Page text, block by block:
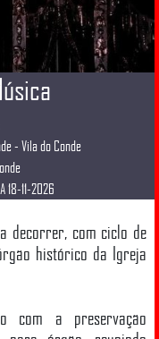
- Vila do Conde
18-11-2026
decorrer, com ciclo de
histórico da Igreja
com a preservação